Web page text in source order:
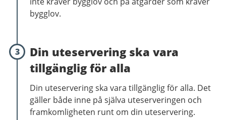
bygglov.
3
Din uteservering ska vara
tillgänglig för alla
Din uteservering ska vara tillgänglig för alla. Det
gäller både inne på själva uteserveringen och
framkomligheten runt om din uteservering.